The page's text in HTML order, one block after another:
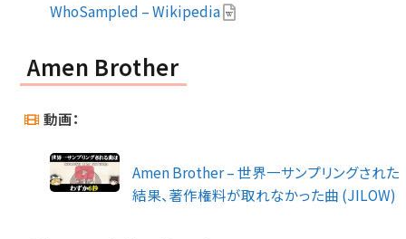
WhoSampled – Wikipedia
Amen Brother
動画：
Amen Brother – 世界一サンプリングされた
結果、著作権料が取れなかった曲 (JILOW)